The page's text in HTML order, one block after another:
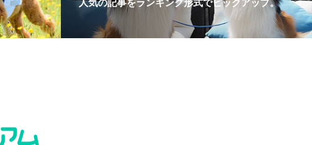
人気の記事をランキング形式でピックアップ。